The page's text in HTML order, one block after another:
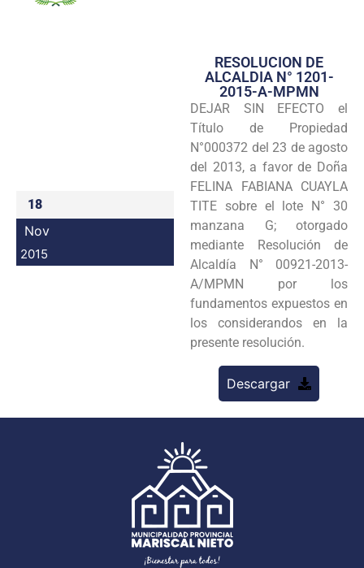
Transparencia
Seguridad
Programas
Intranet
18
Nov
2015
RESOLUCION DE
ALCALDIA N° 1201-
2015-A-MPMN
DEJAR SIN EFECTO el
Título de Propiedad
N°000372 del 23 de agosto
del 2013, a favor de Doña
FELINA FABIANA CUAYLA
TITE sobre el lote N° 30
manzana G; otorgado
mediante Resolución de
Alcaldía N° 00921-2013-
A/MPMN por los
fundamentos expuestos en
los considerandos en la
presente resolución.
Descargar